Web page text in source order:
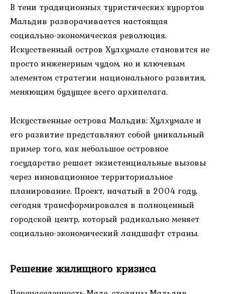
В тени традиционных туристических курортов
Мальдив разворачивается настоящая
социально-экономическая революция.
Искусственный остров Хулхумале становится не
просто инженерным чудом, но и ключевым
элементом стратегии национального развития,
меняющим будущее всего архипелага.
Искусственные острова Мальдив: Хулхумале и
его развитие представляют собой уникальный
пример того, как небольшое островное
государство решает экзистенциальные вызовы
через инновационное территориальное
планирование. Проект, начатый в 2004 году,
сегодня трансформировался в полноценный
городской центр, который радикально меняет
социально-экономический ландшафт страны.
Решение жилищного кризиса